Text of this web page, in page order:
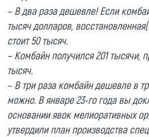
– В два раза дешевле! Если
тысяч долларов,
стоит 50 тысяч.
– Комбайн получился 201 тысячи,
тысяч.
– В три раза комбайн дешевле в
можно. В январе 23-го года вы
основании явок мелиоративных
утвердили план производства